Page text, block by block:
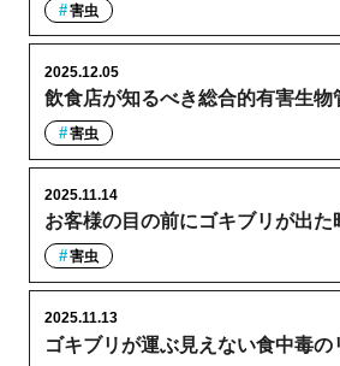
害虫
飲食店が知るべき総合的有害生物
2025.12.05
害虫
お客様の目の前にゴキブリが出た
2025.11.14
害虫
ゴキブリが運ぶ見えない食中毒の
2025.11.13